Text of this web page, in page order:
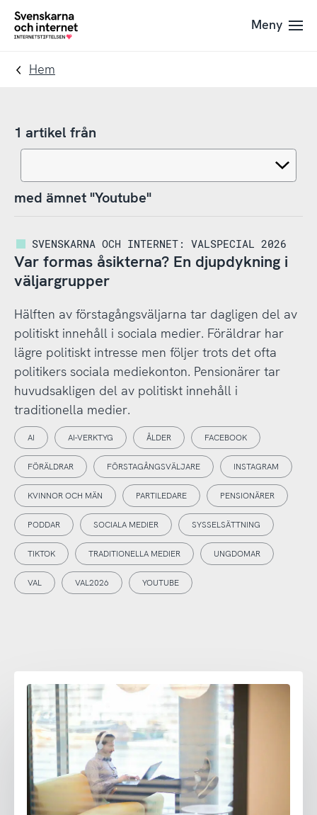
Till
navigation
Till
innehåll
To
Meny
Hem
1 artikel från
med ämnet "Youtube"
SVENSKARNA OCH INTERNET: VALSPECIAL 2026
Var formas åsikterna? En djupdykning i
väljargrupper
Hälften av förstagångsväljarna tar dagligen del av
politiskt innehåll i sociala medier. Föräldrar har
lägre politiskt intresse men följer trots det ofta
politikers sociala mediekonton. Pensionärer tar
huvudsakligen del av politiskt innehåll i
traditionella medier.
AI AI-VERKTYG ÅLDER FACEBOOK
FÖRÄLDRAR FÖRSTAGÅNGSVÄLJARE INSTAGRAM
KVINNOR OCH MÄN PARTILEDARE PENSIONÄRER
PODDAR SOCIALA MEDIER SYSSELSÄTTNING
TIKTOK TRADITIONELLA MEDIER UNGDOMAR
VAL VAL2026 YOUTUBE